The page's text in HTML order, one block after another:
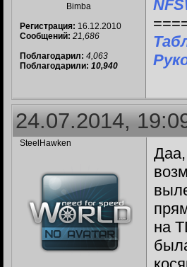
Bimba
Регистрация: 16.12.2010
Сообщений: 21,686
Поблагодарил: 4,063
Поблагодарили: 10,940
24.07.2014,
SteelHawken
на